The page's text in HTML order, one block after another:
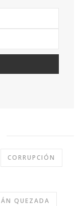
CORRUPCIÓN
QUEZADA